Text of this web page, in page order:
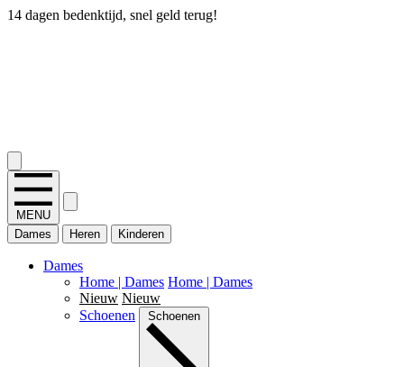
14 dagen bedenktijd, snel geld terug!
MENU
Dames
Heren Kinderen
Dames
Home | Dames Home | Dames
Nieuw Nieuw
Schoenen
Schoenen